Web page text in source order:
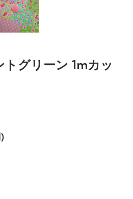
グリーン 1mカッ